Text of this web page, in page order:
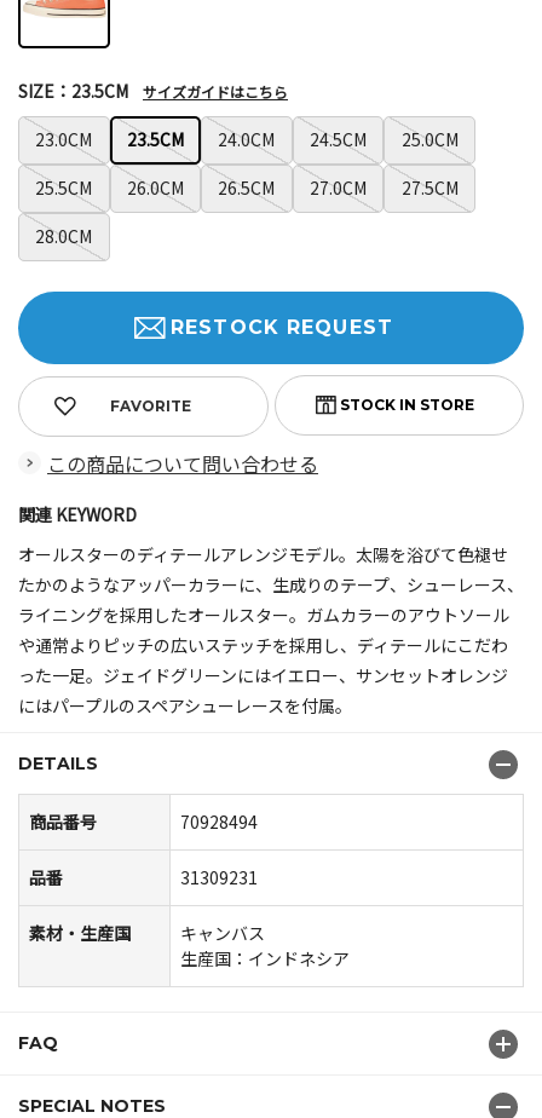
23.0CM 23.5CM 24.0CM 24.5CM
25.0CM
25.5CM
26.0CM 26.5CM 27.0CM
27.5CM
28.0CM
SIZE：23.5CM サイズガイドはこちら
FAVORITE
RESTOCK REQUEST
この商品について問い合わせる
関連 KEYWORD
オールスターのディテールアレンジモデル。太陽を浴びて色褪せ
たかのようなアッパーカラーに、生成りのテープ、シューレース、
ライニングを採用したオールスター。ガムカラーのアウトソール
や通常よりピッチの広いステッチを採用し、ディテールにこだわ
った一足。ジェイドグリーンにはイエロー、サンセットオレンジ
にはパープルのスペアシューレースを付属。
DETAILS
商品番号 70928494
品番 31309231
素材・生産国
キャンバス
生産国：インドネシア
FAQ
SPECIAL NOTES